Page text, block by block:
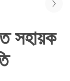
সহায়ক